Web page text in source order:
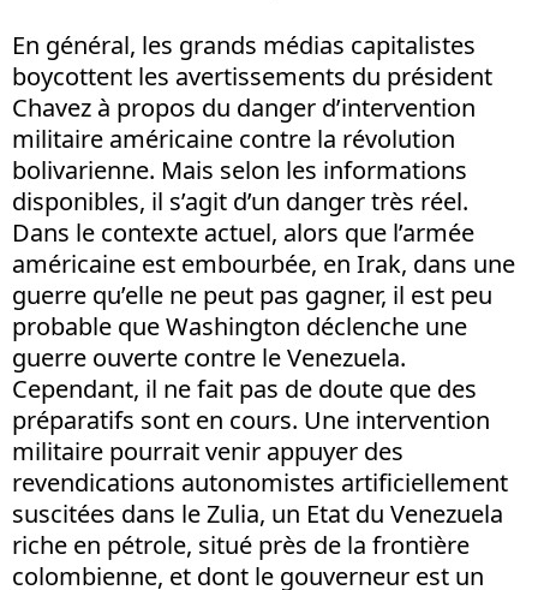
En général, les grands médias capitalistes
boycottent les avertissements du président
Chavez à propos du danger d’intervention
militaire américaine contre la révolution
bolivarienne. Mais selon les informations
disponibles, il s’agit d’un danger très réel.
Dans le contexte actuel, alors que l’armée
américaine est embourbée, en Irak, dans une
guerre qu’elle ne peut pas gagner, il est peu
probable que Washington déclenche une
guerre ouverte contre le Venezuela.
Cependant, il ne fait pas de doute que des
préparatifs sont en cours. Une intervention
militaire pourrait venir appuyer des
revendications autonomistes artificiellement
suscitées dans le Zulia, un Etat du Venezuela
riche en pétrole, situé près de la frontière
colombienne, et dont le gouverneur est un